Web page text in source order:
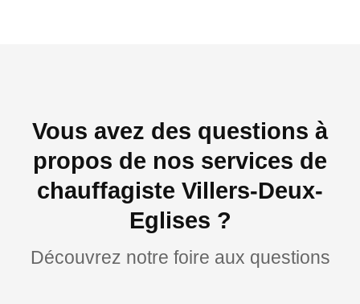
Vous avez des questions à
propos de nos services de
chauffagiste Villers-Deux-
Eglises ?
Découvrez notre foire aux questions